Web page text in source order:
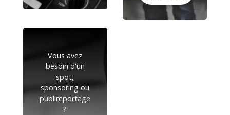
Vous avez
besoin d'un
spot,
sponsoring ou
publireportage
?